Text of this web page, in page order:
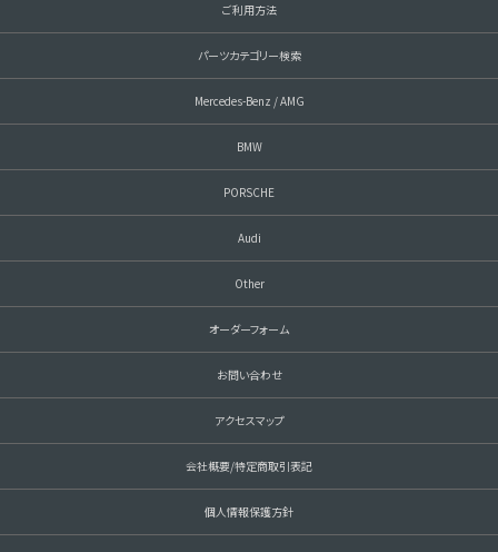
ご利用方法
パーツカテゴリー検索
Mercedes-Benz / AMG
BMW
PORSCHE
Audi
Other
オーダーフォーム
お問い合わせ
アクセスマップ
会社概要/特定商取引表記
個人情報保護方針